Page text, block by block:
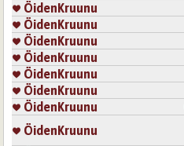
ÖidenKruunu
ÖidenKruunu
ÖidenKruunu
ÖidenKruunu
ÖidenKruunu
ÖidenKruunu
ÖidenKruunu
ÖidenKruunu